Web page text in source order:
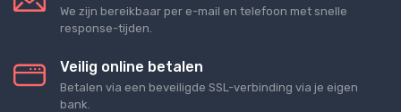
We zijn bereikbaar per e-mail en telefoon met snelle
response-tijden.
Veilig online betalen
Betalen via een beveiligde SSL-verbinding via je eigen
bank.